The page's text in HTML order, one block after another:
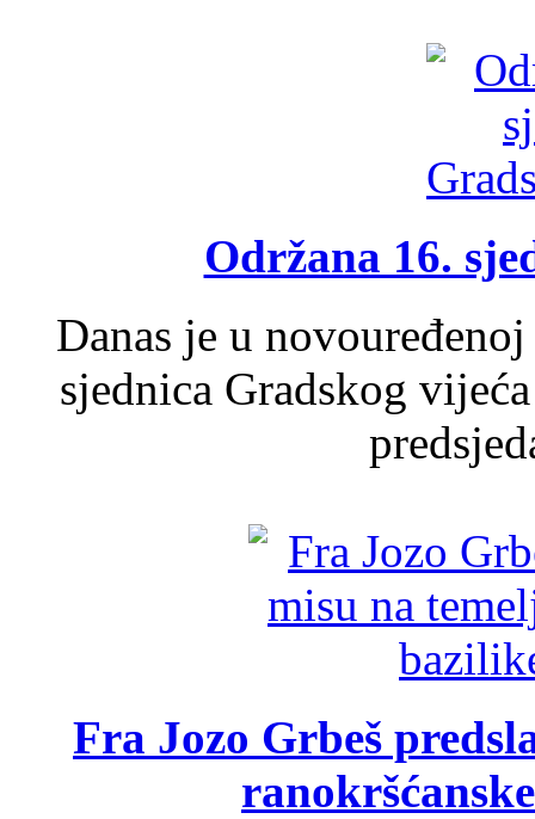
Održana 16.
Danas je u
sjednica Gradskog
Fra Jozo Grbeš